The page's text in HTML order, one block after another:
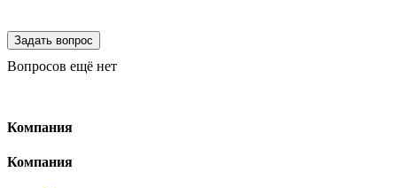
Вопросов ещё нет
Компания
Компания